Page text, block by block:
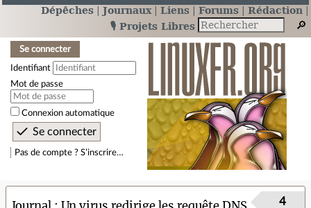
Dépêches Journaux Liens Forums
Rédaction
🎙️ Projets Libres
Se connecter
Identifiant
Mot de passe
Connexion automatique
Pas de compte ? S’inscrire…
4